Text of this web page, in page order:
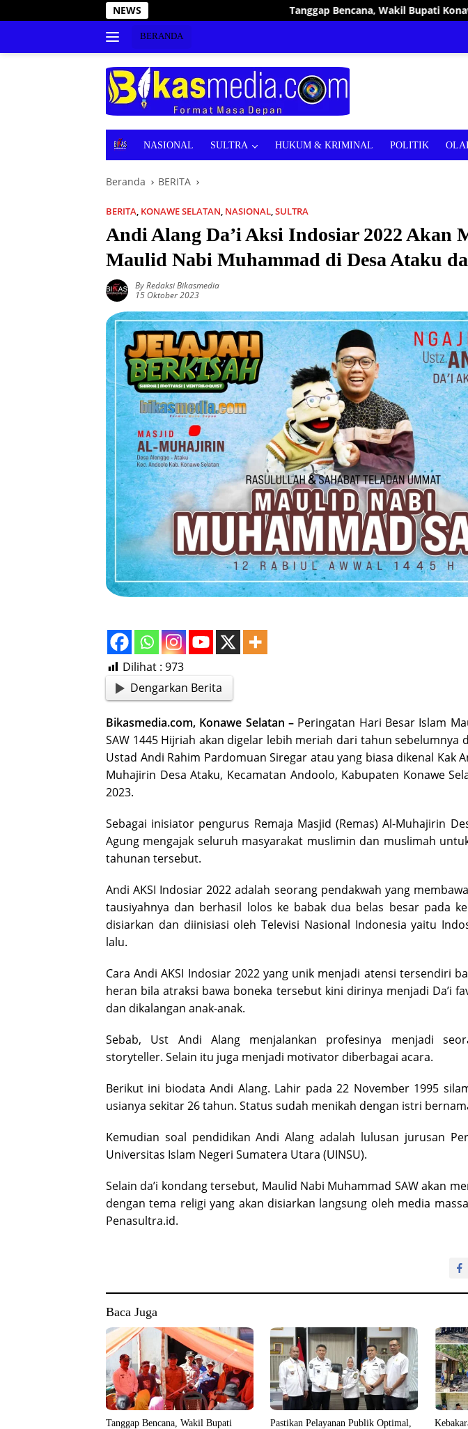
ke
NEWS Tanggap Bencana, Wakil Bupati Konawe Selatan Kunjungi dan
BERANDA
B
I
A
NASIONAL SULTRA HUKUM & KRIMINAL POLITIK
Beranda BERITA
BERITA, KONAWE SELATAN, NASIONAL,SULTRA
Andi Alang Da’i Aksi Indosiar 2022 Akan
Maulid Nabi Muhammad di Desa Ataku
By Redaksi Bikasmedia
15 Oktober 2023
Dilihat : 973
Dengarkan Berita
Bikasmedia.com, Konawe Selatan – Peringatan Hari Besar Islam
SAW 1445 Hijriah akan digelar lebih meriah dari tahun sebelumnya
Ustad Andi Rahim Pardomuan Siregar atau yang biasa dikenal Kak
Muhajirin Desa Ataku, Kecamatan Andoolo, Kabupaten Konawe
2023.
Sebagai inisiator pengurus Remaja Masjid (Remas) Al-Muhajirin
Agung mengajak seluruh masyarakat muslimin dan muslimah
tahunan tersebut.
Andi AKSI Indosiar 2022 adalah seorang pendakwah yang
tausiyahnya dan berhasil lolos ke babak dua belas besar pada
disiarkan dan diinisiasi oleh Televisi Nasional Indonesia yaitu
lalu.
Cara Andi AKSI Indosiar 2022 yang unik menjadi atensi tersendiri
heran bila atraksi bawa boneka tersebut kini dirinya menjadi Da’i
dan dikalangan anak-anak.
Sebab, Ust Andi Alang menjalankan profesinya menjadi
storyteller. Selain itu juga menjadi motivator diberbagai acara.
Berikut ini biodata Andi Alang. Lahir pada 22 November 1995
usianya sekitar 26 tahun. Status sudah menikah dengan istri
Kemudian soal pendidikan Andi Alang adalah lulusan jurusan
Universitas Islam Negeri Sumatera Utara (UINSU).
Selain da’i kondang tersebut, Maulid Nabi Muhammad SAW akan
dengan tema religi yang akan disiarkan langsung oleh media
Penasultra.id.
Baca Juga
Tanggap Bencana, Wakil Bupati
Pastikan Pelayanan Publik Optimal,